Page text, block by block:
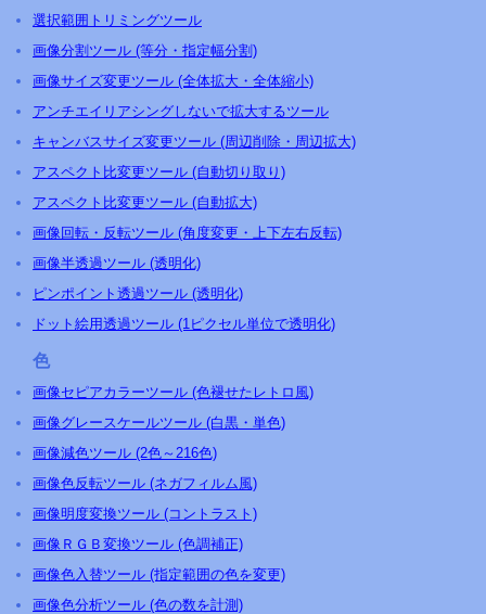
選択範囲トリミングツール
画像分割ツール (等分・指定幅分割)
画像サイズ変更ツール (全体拡大・全体縮小)
アンチエイリアシングしないで拡大するツール
キャンバスサイズ変更ツール (周辺削除・周辺拡大)
アスペクト比変更ツール (自動切り取り)
アスペクト比変更ツール (自動拡大)
画像回転・反転ツール (角度変更・上下左右反転)
画像半透過ツール (透明化)
ピンポイント透過ツール (透明化)
ドット絵用透過ツール (1ピクセル単位で透明化)
色
画像セピアカラーツール (色褪せたレトロ風)
画像グレースケールツール (白黒・単色)
画像減色ツール (2色～216色)
画像色反転ツール (ネガフィルム風)
画像明度変換ツール (コントラスト)
画像ＲＧＢ変換ツール (色調補正)
画像色入替ツール (指定範囲の色を変更)
画像色分析ツール (色の数を計測)